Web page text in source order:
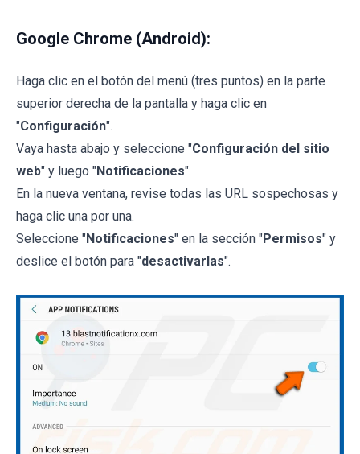
Google Chrome (Android):
Haga clic en el botón del menú (tres puntos) en la parte
superior derecha de la pantalla y haga clic en
"Configuración".
Vaya hasta abajo y seleccione "Configuración del sitio
web" y luego "Notificaciones".
En la nueva ventana, revise todas las URL sospechosas y
haga clic una por una.
Seleccione "Notificaciones" en la sección "Permisos" y
deslice el botón para "desactivarlas".